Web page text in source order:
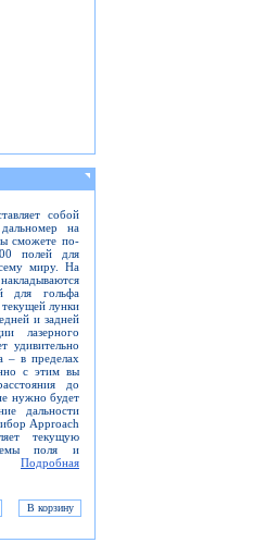
собой
на
сможете по-
полей для
миру. На
для гольфа
лунки
и задней
лазерного
удивительно
– в пределах
с этим вы
до
нужно будет
дальности
Approach
текущую
поля и
Подробная